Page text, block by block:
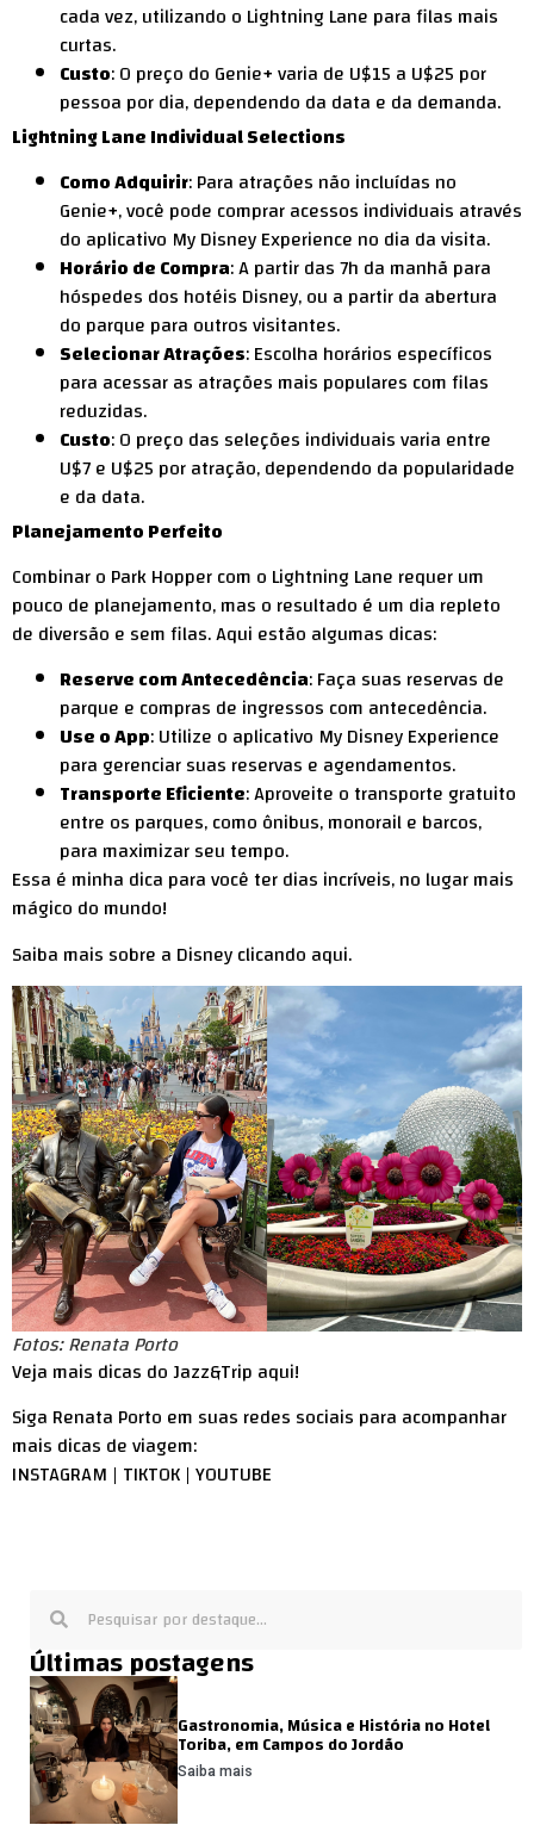
cada vez, utilizando o Lightning Lane para filas mais
curtas.
Custo: O preço do Genie+ varia de U$15 a U$25 por
pessoa por dia, dependendo da data e da demanda.
Lightning Lane Individual Selections
Como Adquirir: Para atrações não incluídas no
Genie+, você pode comprar acessos individuais através
do aplicativo My Disney Experience no dia da visita.
Horário de Compra: A partir das 7h da manhã para
hóspedes dos hotéis Disney, ou a partir da abertura
do parque para outros visitantes.
Selecionar Atrações: Escolha horários específicos
para acessar as atrações mais populares com filas
reduzidas.
Custo: O preço das seleções individuais varia entre
U$7 e U$25 por atração, dependendo da popularidade
e da data.
Planejamento Perfeito
Combinar o Park Hopper com o Lightning Lane requer um
pouco de planejamento, mas o resultado é um dia repleto
de diversão e sem filas. Aqui estão algumas dicas:
Reserve com Antecedência: Faça suas reservas de
parque e compras de ingressos com antecedência.
Use o App: Utilize o aplicativo My Disney Experience
para gerenciar suas reservas e agendamentos.
Transporte Eficiente: Aproveite o transporte gratuito
entre os parques, como ônibus, monorail e barcos,
para maximizar seu tempo.
Essa é minha dica para você ter dias incríveis, no lugar mais
mágico do mundo!
Saiba mais sobre a Disney clicando aqui.
Fotos: Renata Porto
Veja mais dicas do Jazz&Trip aqui!
Siga Renata Porto em suas redes sociais para acompanhar
mais dicas de viagem:
INSTAGRAM | TIKTOK | YOUTUBE
Últimas postagens
Gastronomia, Música e História no Hotel
Toriba, em Campos do Jordão
Saiba mais